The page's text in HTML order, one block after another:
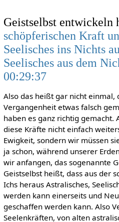
Geistselbst entwickeln
schöpferischen Kraft
Seelisches ins Nichts
Seelisches aus dem
00:29:37
Also das heißt gar nicht einmal,
Vergangenheit etwas falsch
haben es ganz richtig gemacht.
diese Kräfte nicht einfach
Ewigkeit, sondern wir müssen
ja schon, während unserer
wir anfangen, das sogenannte
Geistselbst heißt, dass aus der
Ichs heraus Astralisches,
werden kann einerseits und
geschaffen werden kann. Also
Seelenkräften, von alten